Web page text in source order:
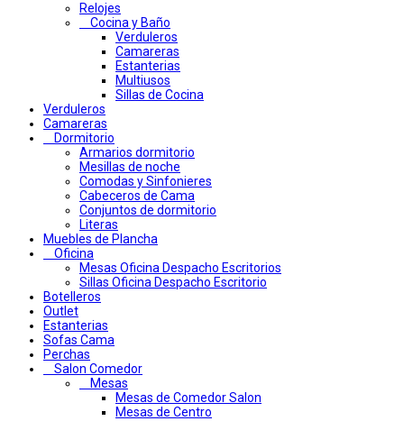
Relojes
Cocina y Baño
Verduleros
Camareras
Estanterias
Multiusos
Sillas de Cocina
Verduleros
Camareras
Dormitorio
Armarios dormitorio
Mesillas de noche
Comodas y Sinfonieres
Cabeceros de Cama
Conjuntos de dormitorio
Literas
Muebles de Plancha
Oficina
Mesas Oficina Despacho Escritorios
Sillas Oficina Despacho Escritorio
Botelleros
Outlet
Estanterias
Sofas Cama
Perchas
Salon Comedor
Mesas
Mesas de Comedor Salon
Mesas de Centro